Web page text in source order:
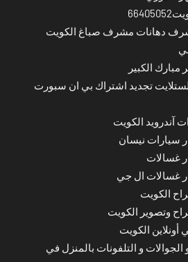
دهانات مشرف صباغ الكويت
الكبير
تجديد اشتراك بي ان سبورت
آندرويد الكويت
سيارات نيسان
غسالات
غسالات ال جي
الكويت
وتصوير الكويت
الكويت
الجوالات و التلفونات بالمنزل في